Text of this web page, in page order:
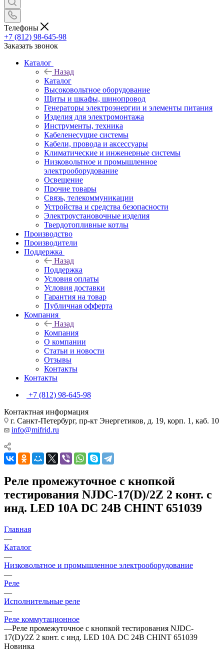
Телефоны
+7 (812) 98-645-98
Заказать звонок
Каталог
Назад
Каталог
Высоковольтное оборудование
Щиты и шкафы, шинопровод
Генераторы электроэнергии и элементы питания
Изделия для электромонтажа
Инструменты, техника
Кабеленесущие системы
Кабели, провода и аксессуары
Климатические и инженерные системы
Низковольтное и промышленное
электрооборудование
Освещение
Прочие товары
Связь, телекоммуникации
Устройства и средства безопасности
Электроустановочные изделия
Твердотопливные котлы
Производство
Производители
Поддержка
Назад
Поддержка
Условия оплаты
Условия доставки
Гарантия на товар
Публичная офферта
Компания
Назад
Компания
О компании
Статьи и новости
Отзывы
Контакты
Контакты
+7 (812) 98-645-98
Контактная информация
г. Санкт-Петербург, пр-кт Энергетиков, д. 19, корп. 1, каб. 10
info@mifrid.ru
Реле промежуточное с кнопкой
тестирования NJDC-17(D)/2Z 2 конт. с
инд. LED 10А DC 24В CHINT 651039
Главная
—
Каталог
—
Низковольтное и промышленное электрооборудование
—
Реле
—
Исполнительные реле
—
Реле коммутационное
—Реле промежуточное с кнопкой тестирования NJDC-
17(D)/2Z 2 конт. с инд. LED 10А DC 24В CHINT 651039
Новинка